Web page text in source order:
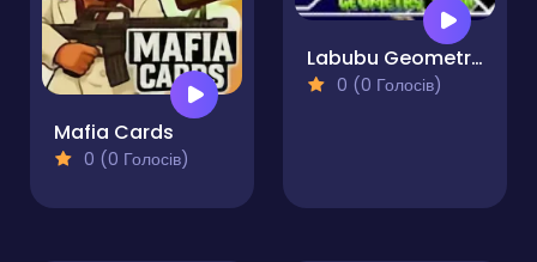
Mafia Cards
0 (0 Голосів)
Labubu Geometry Dash
0 (0 Голосів)